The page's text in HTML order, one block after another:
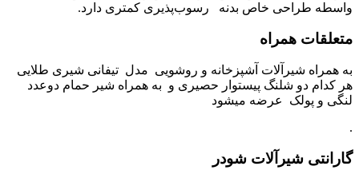
واسطه طراحی خاص بدنه رسوب‌پذیری کمتری دارد.
متعلقات همراه
به همراه شیرآلات آشپزخانه و روشویی مدل تیفانی شیری طلایی
هر کدام دو شلنگ پیستوار حصیری و به همراه شیر حمام دوعدد
لنگی و پولک عرضه میشود
.
گارانتی شیرآلات شودر